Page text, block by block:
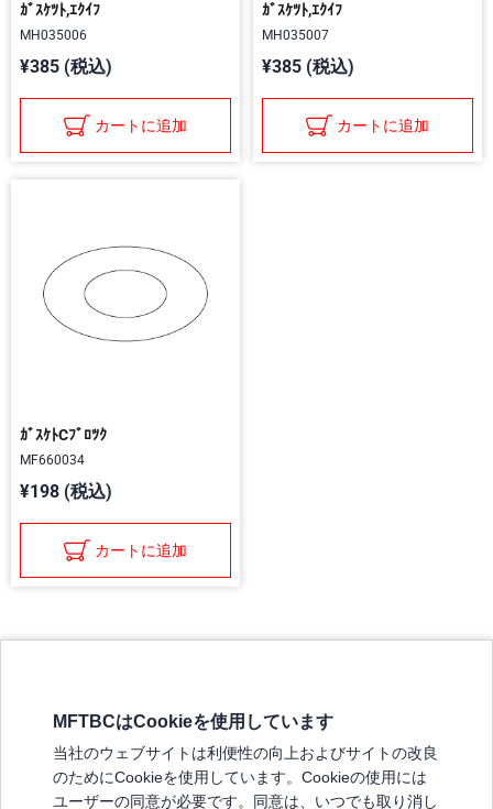
ｶﾞｽｹﾂﾄ,ｴｸｲﾌ
MH035006
¥385 (税込)
カートに追加
ｶﾞｽｹﾂﾄ,ｴｸｲﾌ
MH035007
¥385 (税込)
カートに追加
ｶﾞｽｹﾄCﾌﾞﾛﾂｸ
MF660034
¥198 (税込)
カートに追加
弊社の製品について
販売店リスト
MFTBCはCookieを使用しています
当社のウェブサイトは利便性の向上およびサイトの改良
のためにCookieを使用しています。Cookieの使用には
ユーザーの同意が必要です。同意は、いつでも取り消し